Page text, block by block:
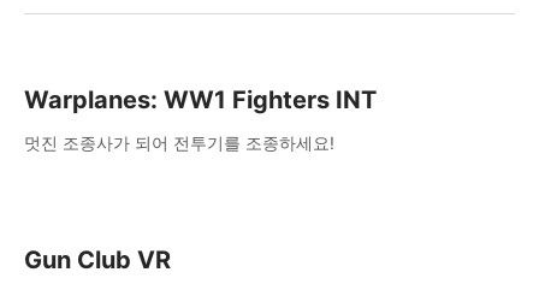
Warplanes: WW1 Fighters INT
멋진 조종사가 되어 전투기를 조종하세요!
Gun Club VR